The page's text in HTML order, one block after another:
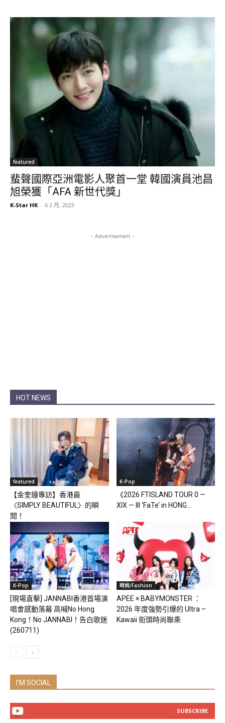
featured
蜚聲國際亞洲電影人聚首一堂 韓國演員池昌
旭榮獲「AFA 新世代獎」
K-Star HK - 6 3 月, 2023
- Advertisement -
HOT NEWS
featured
【金奎鐘專訪】香港最
〈SIMPLY BEAUTIFUL〉的瞬
間！
K-Pop
《2026 FTISLAND TOUR 0 —
XIX — III ‘FaTe’ in HONG...
K-Pop
[現場直擊] JANNABI香港首場演
唱會感動落幕 高喊No Hong
Kong！No JANNABI！告白歌迷
(260711)
時尚/Fashion
APEE × BABYMONSTER ：
2026 年度強勢引爆的 Ultra –
Kawaii 街頭時尚聯乘
I'M SOCIAL
SUBSCRIBE